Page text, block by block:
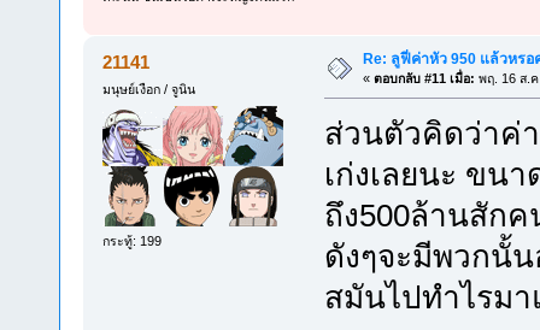
21141
มนุษย์เงือก / จูนิน
กระทู้: 199
Re: ลูฟี่ค่าหัว 950 แล้วหรอ
« ตอบกลับ #11 เมื่อ: พฤ. 16 ส.ค
ส่วนตัวคิดว่าค่
เก่งเลยนะ ขน
ถึง500ล้านสัก
ดังๆจะมีพวกนั้
สมันไปทำไรมา